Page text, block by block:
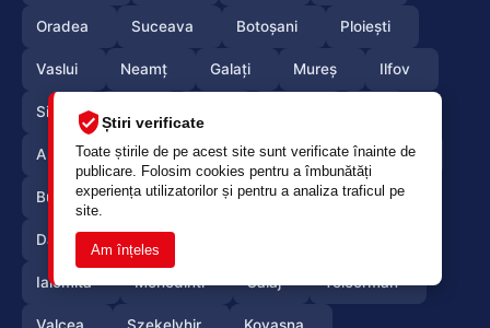
Știri verificate
Toate știrile de pe acest site sunt verificate înainte de
publicare. Folosim cookies pentru a îmbunătăți
experiența utilizatorilor și pentru a analiza traficul pe
site.
Am înțeles
Oradea Suceava Botoșani Ploiești
Vaslui Neamț Galați Mureș Ilfov
Sibiu
Arges Maramures Vrancea Satumare
Buzau Braila Calarasi Caras-Severin
Dambovita Giurgiu
Ialomita Mehedinti Salaj Teleorman